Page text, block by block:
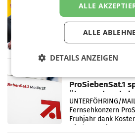
Österreichische
ersten Halbjahr
Briefgeschäft
WIEN Die
ersten Halbjahr
einem Plus von 3,8
ProSiebenSat.1
überraschend
UNTERFÖHRING/
Fernsehkonzern
Frühjahr dank
wieder Gewinn
ALLE
ALLE
DETAILS ANZEIGEN